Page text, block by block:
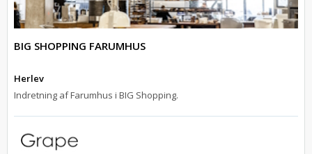
BIG SHOPPING FARUMHUS
Herlev
Indretning af Farumhus i BIG Shopping.